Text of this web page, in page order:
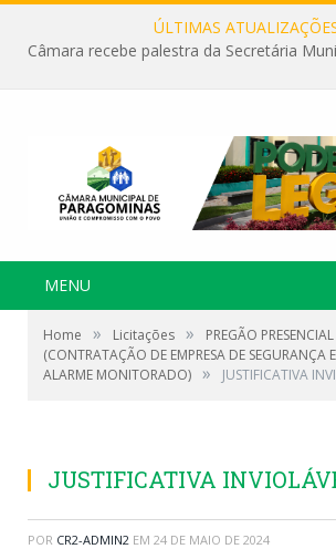
ÚLTIMAS
MENU
Home » Licitações »
PREGÃO
(CONTRATAÇÃO DE EMPRESA DE SEGURANÇA
ALARME MONITORADO) » JUSTIFICATIVA
JUSTIFICATIVA
POR CR2-ADMIN2 EM 24 DE MAIO DE 2024